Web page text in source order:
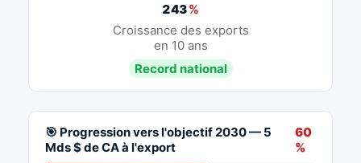
243%
Croissance des exports
en 10 ans
Record national
🎯 Progression vers l'objectif 2030 — 5
Mds $ de CA à l'export
60
%